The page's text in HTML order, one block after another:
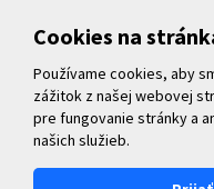
Cookies na
Používame cookies, aby
zážitok z našej webovej
pre fungovanie stránky a
našich služieb.